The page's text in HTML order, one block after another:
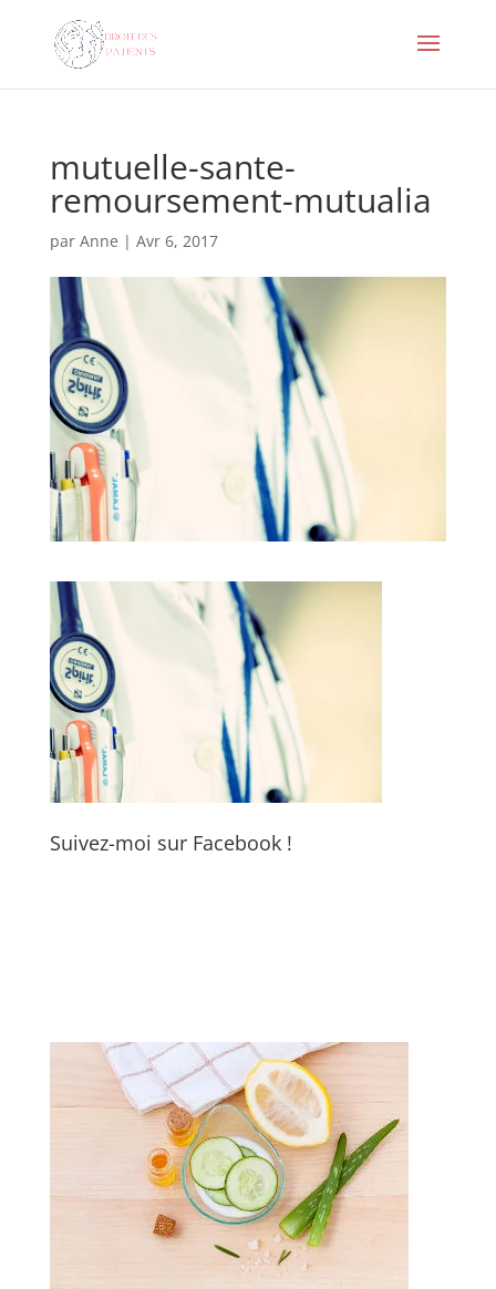
mutuelle-sante-
remoursement-mutualia
par Anne | Avr 6, 2017
Suivez-moi sur Facebook !